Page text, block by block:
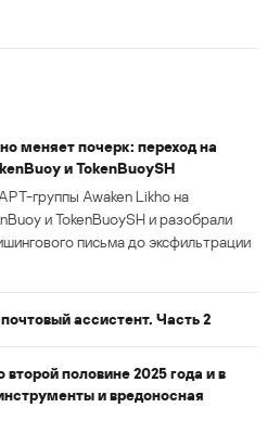
меняет почерк: переход на
и TokenBuoySH
группы Awaken Likho на
и TokenBuoySH и разобрали
письма до эксфильтрации
ассистент. Часть 2
половине 2025 года и в
и вредоносная